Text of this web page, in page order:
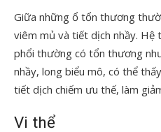
Giữa những ổ tổn thương
viêm mủ và tiết dịch nhầy. Hệ
phổi thường có tổn thương
nhầy, long biểu mô, có thể
tiết dịch chiếm ưu thế, làm
Vi thể